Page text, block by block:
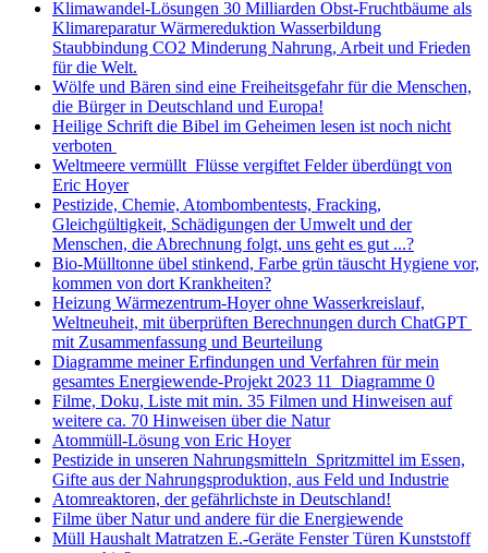
Klimawandel-Lösungen 30 Milliarden Obst-Fruchtbäume als
Klimareparatur Wärmereduktion Wasserbildung
Staubbindung CO2 Minderung Nahrung, Arbeit und Frieden
für die Welt.
Wölfe und Bären sind eine Freiheitsgefahr für die Menschen,
die Bürger in Deutschland und Europa!
Heilige Schrift die Bibel im Geheimen lesen ist noch nicht
verboten
Weltmeere vermüllt Flüsse vergiftet Felder überdüngt von
Eric Hoyer
Pestizide, Chemie, Atombombentests, Fracking,
Gleichgültigkeit, Schädigungen der Umwelt und der
Menschen, die Abrechnung folgt, uns geht es gut ...?
Bio-Mülltonne übel stinkend, Farbe grün täuscht Hygiene vor,
kommen von dort Krankheiten?
Heizung Wärmezentrum-Hoyer ohne Wasserkreislauf,
Weltneuheit, mit überprüften Berechnungen durch ChatGPT
mit Zusammenfassung und Beurteilung
Diagramme meiner Erfindungen und Verfahren für mein
gesamtes Energiewende-Projekt 2023 11 Diagramme 0
Filme, Doku, Liste mit min. 35 Filmen und Hinweisen auf
weitere ca. 70 Hinweisen über die Natur
Atommüll-Lösung von Eric Hoyer
Pestizide in unseren Nahrungsmitteln Spritzmittel im Essen,
Gifte aus der Nahrungsproduktion, aus Feld und Industrie
Atomreaktoren, der gefährlichste in Deutschland!
Filme über Natur und andere für die Energiewende
Müll Haushalt Matratzen E.-Geräte Fenster Türen Kunststoff